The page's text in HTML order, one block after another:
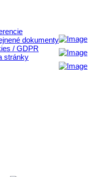
dokumenty
/ GDPR
stránky